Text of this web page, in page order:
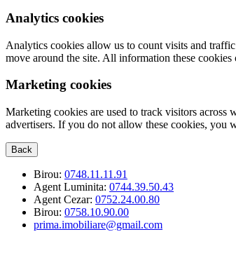
Analytics cookies
Analytics cookies allow us to count visits and
move around the site. All information these
Marketing cookies
Marketing cookies are used to track visitors across
advertisers. If you do not allow these cookies, you
Back
Birou: 0748.11.11.91
Agent Luminita: 0744.39.50.43
Agent Cezar: 0752.24.00.80
Birou: 0758.10.90.00
prima.imobiliare@gmail.com